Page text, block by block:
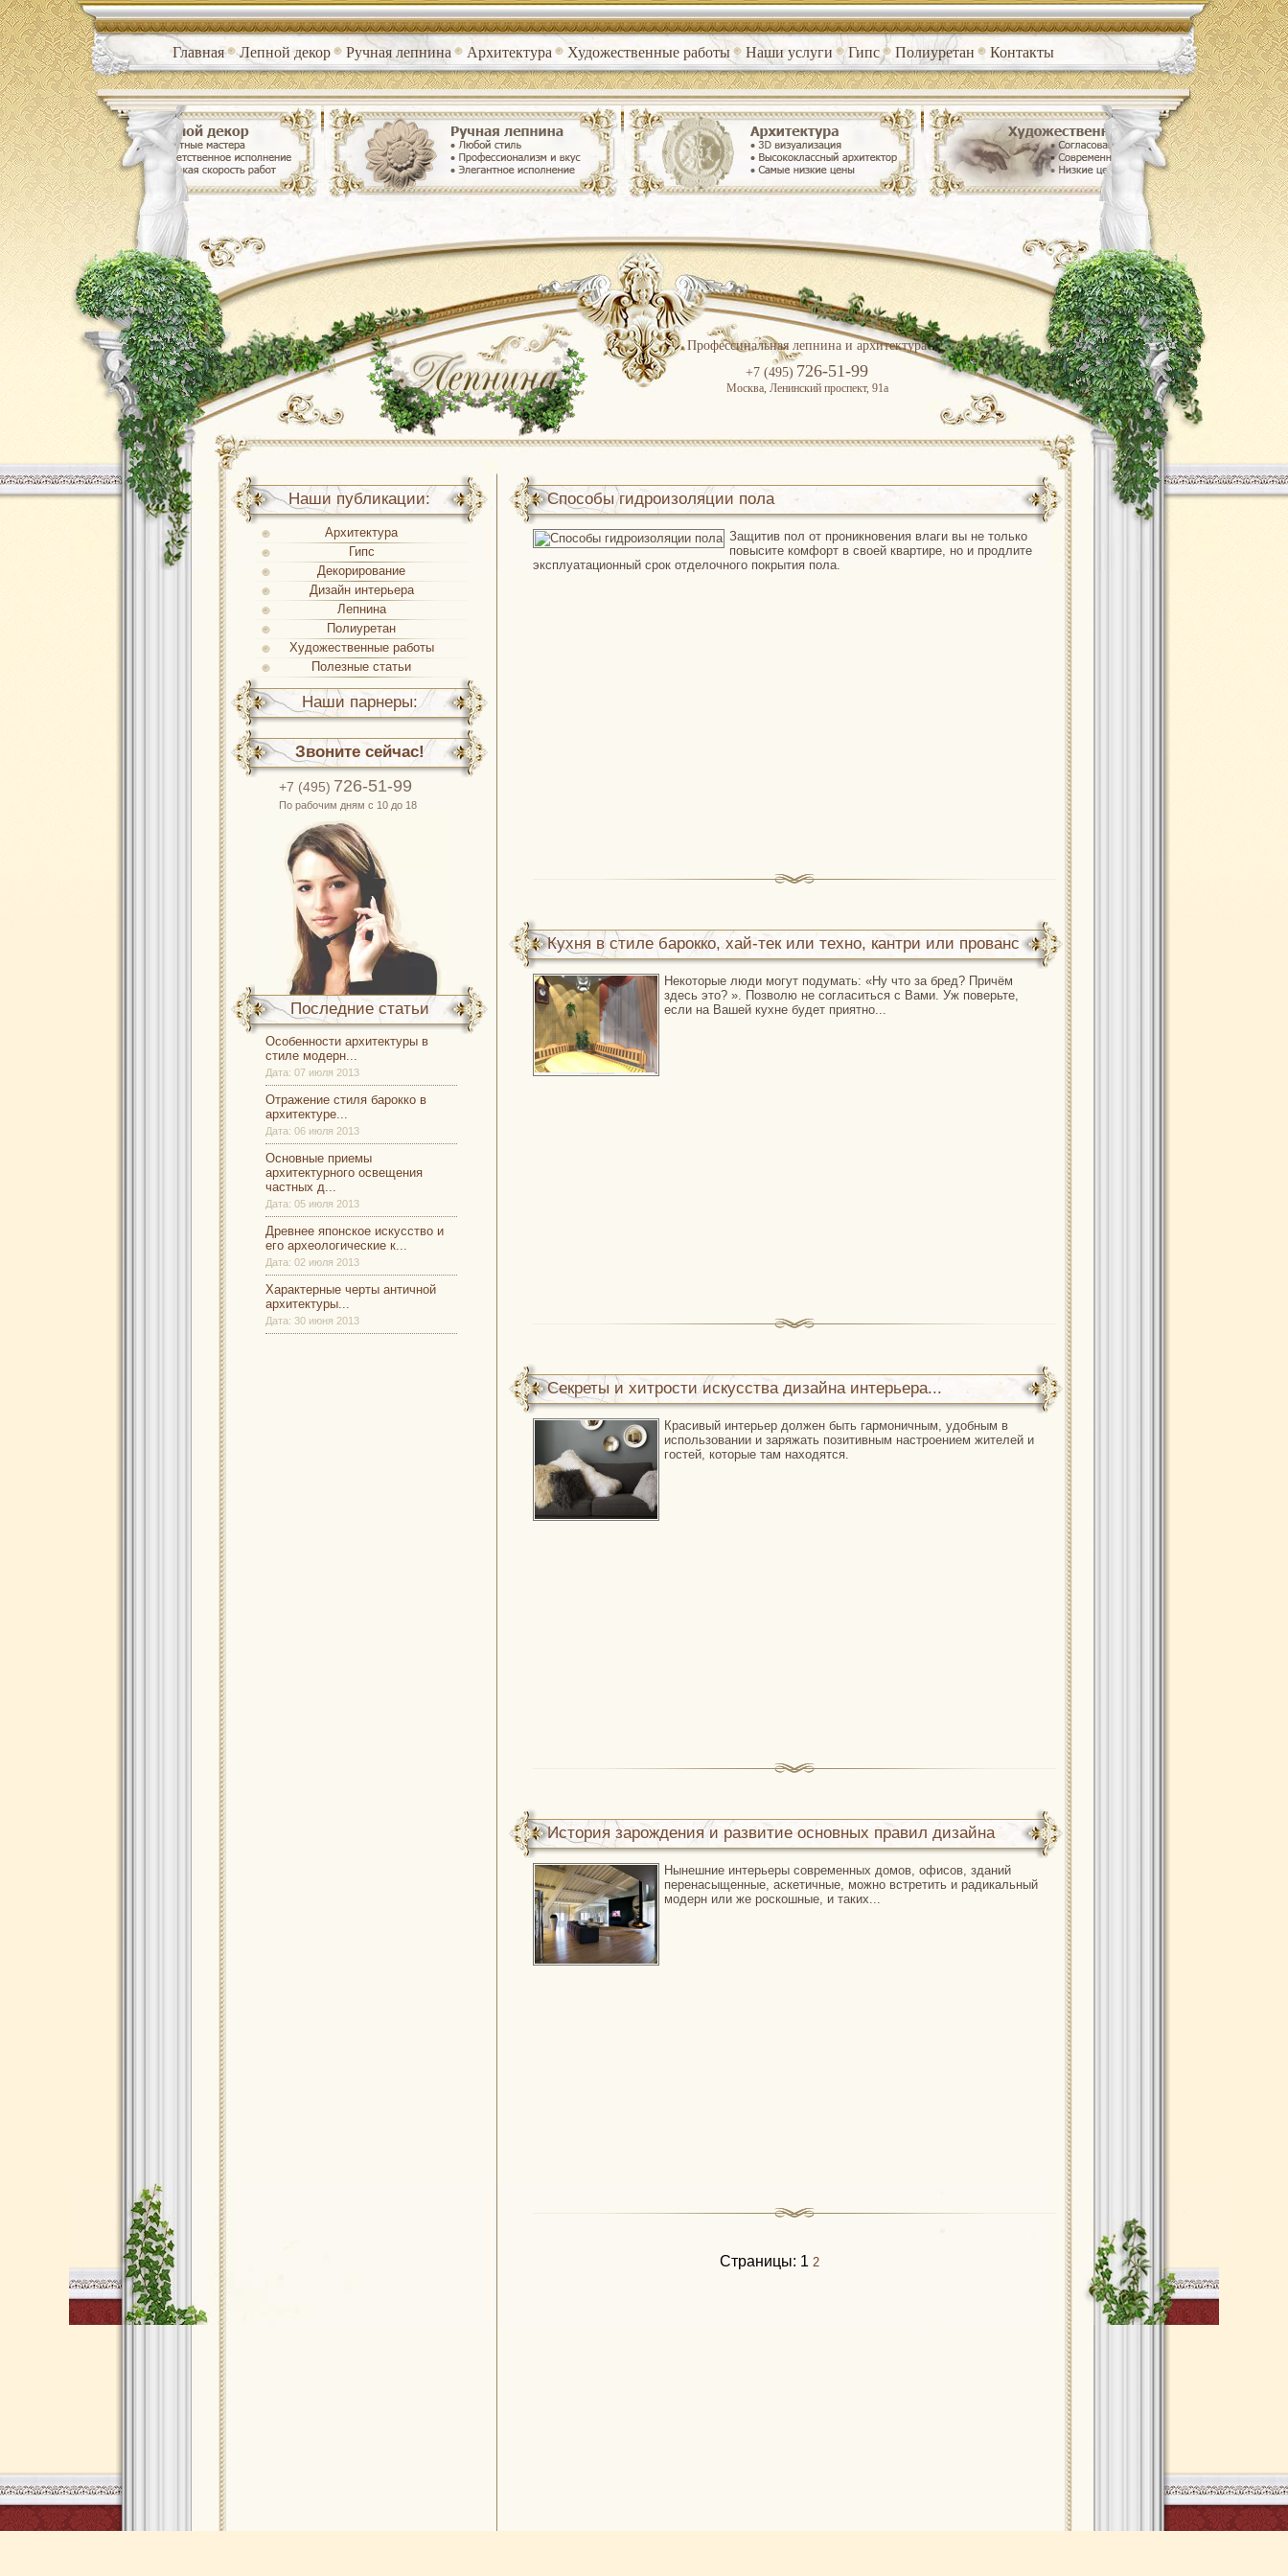
Главная Лепной декор Ручная лепнина Архитектура Художественные работы Наши услуги Гипс Полиуретан Контакты
Профессинальная лепнина и архитектура
+7 (495) 726-51-99
Москва, Ленинский проспект, 91а
Способы гидроизоляции пола
Защитив пол от проникновения влаги вы не только
повысите комфорт в своей квартире, но и продлите
эксплуатационный срок отделочного покрытия пола.
Кухня в стиле барокко, хай-тек или техно, кантри или прованс
– решать вам...
Некоторые люди могут подумать: «Ну что за бред? Причём
здесь это? ». Позволю не согласиться с Вами. Уж поверьте,
если на Вашей кухне будет приятно...
Секреты и хитрости искусства дизайна интерьера...
Красивый интерьер должен быть гармоничным, удобным в
использовании и заряжать позитивным настроением жителей и
гостей, которые там находятся.
История зарождения и развитие основных правил дизайна
интерьера...
Нынешние интерьеры современных домов, офисов, зданий
перенасыщенные, аскетичные, можно встретить и радикальный
модерн или же роскошные, и таких...
Страницы: 1 2
Наши публикации:
Архитектура
Гипс
Декорирование
Дизайн интерьера
Лепнина
Полиуретан
Художественные работы
Полезные статьи
Наши парнеры:
Звоните сейчас!
+7 (495) 726-51-99
По рабочим дням с 10 до 18
Последние статьи
Особенности архитектуры в
стиле модерн...
Дата: 07 июля 2013
Отражение стиля барокко в
архитектуре...
Дата: 06 июля 2013
Основные приемы
архитектурного освещения
частных д...
Дата: 05 июля 2013
Древнее японское искусство и
его археологические к...
Дата: 02 июля 2013
Характерные черты античной
архитектуры...
Дата: 30 июня 2013